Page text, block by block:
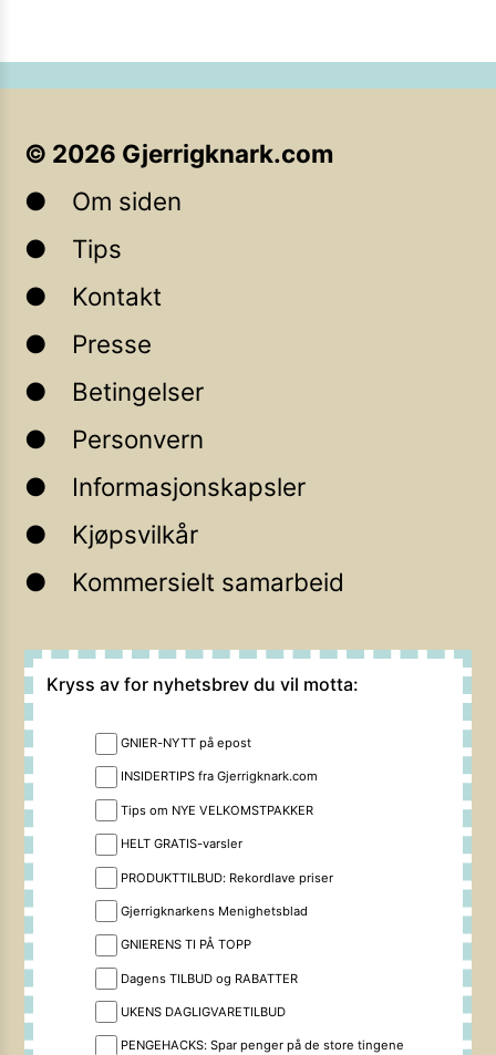
© 2026 Gjerrigknark.com
Om siden
Tips
Kontakt
Presse
Betingelser
Personvern
Informasjonskapsler
Kjøpsvilkår
Kommersielt samarbeid
Kryss av for nyhetsbrev du vil motta:
GNIER-NYTT på epost
INSIDERTIPS fra Gjerrigknark.com
Tips om NYE VELKOMSTPAKKER
HELT GRATIS-varsler
PRODUKTTILBUD: Rekordlave priser
Gjerrigknarkens Menighetsblad
GNIERENS TI PÅ TOPP
Dagens TILBUD og RABATTER
UKENS DAGLIGVARETILBUD
PENGEHACKS: Spar penger på de store tingene